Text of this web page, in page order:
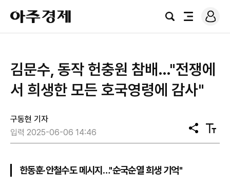
아
주
경
검
전
로
그
김문수, 동작 헌충원 참배…"전쟁에
서 희생한 모든 호국영령에 감사"
구동현 기자
입력 2025-06-06 14:46
공
유
텍
스
한동훈·안철수도 메시지…"순국순열 희생 기억"